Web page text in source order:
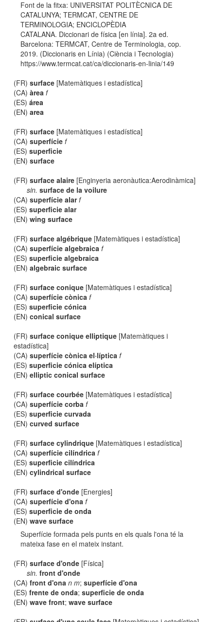
Font de la fitxa: UNIVERSITAT POLITÈCNICA DE
CATALUNYA; TERMCAT, CENTRE DE
TERMINOLOGIA; ENCICLOPÈDIA
CATALANA. Diccionari de física [en línia]. 2a ed.
Barcelona: TERMCAT, Centre de Terminologia, cop.
2019. (Diccionaris en Línia) (Ciència i Tecnologia)
https://www.termcat.cat/ca/diccionaris-en-linia/149
(FR)surface [Matemàtiques i estadística]
(CA)àrea f
(ES)área
(EN)area
(FR)surface [Matemàtiques i estadística]
(CA)superfície f
(ES)superficie
(EN)surface
(FR)surface alaire [Enginyeria aeronàutica:Aerodinàmica]
sin. surface de la voilure
(CA)superfície alar f
(ES)superficie alar
(EN)wing surface
(FR)surface algébrique [Matemàtiques i estadística]
(CA)superfície algebraica f
(ES)superficie algebraica
(EN)algebraic surface
(FR)surface conique [Matemàtiques i estadística]
(CA)superfície cònica f
(ES)superficie cónica
(EN)conical surface
(FR)surface conique elliptique [Matemàtiques i
estadística]
(CA)superfície cònica el·líptica f
(ES)superficie cónica elíptica
(EN)elliptic conical surface
(FR)surface courbée [Matemàtiques i estadística]
(CA)superfície corba f
(ES)superficie curvada
(EN)curved surface
(FR)surface cylindrique [Matemàtiques i estadística]
(CA)superfície cilíndrica f
(ES)superficie cilíndrica
(EN)cylindrical surface
(FR)surface d'onde [Energies]
(CA)superfície d'ona f
(ES)superficie de onda
(EN)wave surface
Superfície formada pels punts en els quals l'ona té la
mateixa fase en el mateix instant.
(FR)surface d'onde [Física]
sin. front d'onde
(CA)front d'ona n m;superfície d'ona
(ES)frente de onda;superficie de onda
(EN)wave front;wave surface